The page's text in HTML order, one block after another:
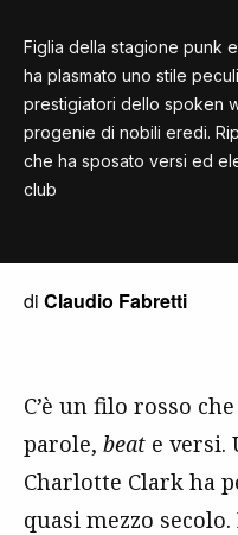
Figlia della stagione punk
ha plasmato uno stile
prestigiatori dello spoken
progenie di nobili eredi.
che ha sposato versi ed
club
di Claudio Fabretti
C’è un filo rosso
parole, beat e versi.
Charlotte Clark ha
quasi mezzo